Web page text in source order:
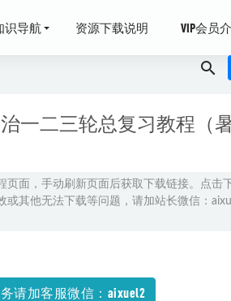
识导航 资源下载说明 VIP会员
一二三轮总复习教程（
面，手动刷新页面后获取下载链接。点击
其他无法下载等问题，请加站长微信：
请加客服微信：aixuel2
16